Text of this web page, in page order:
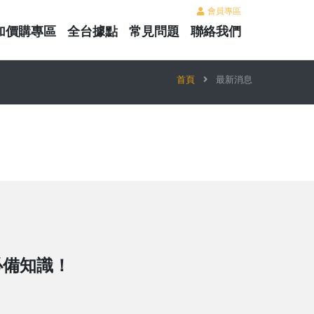
會員專區
價購專區 全台據點 常見問題 聯絡我們
首頁 最新消息
知識！